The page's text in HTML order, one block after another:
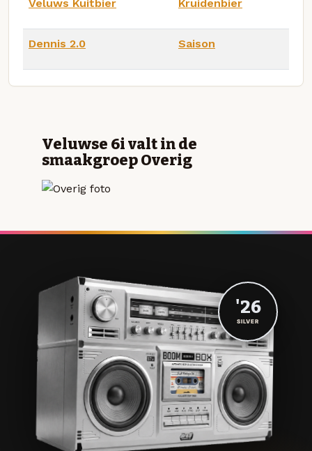
Veluws Kuitbier Kruidenbier
Dennis 2.0 Saison
Veluwse 6i valt in de
smaakgroep Overig
'26
SILVER